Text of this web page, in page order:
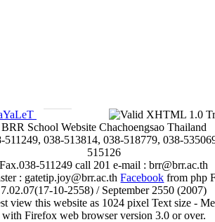
BRR School Website Chachoengsao Thailand
511249, 038-513814, 038-518779, 038-
515126
Fax.038-511249 call 201 e-mail : brr@brr.ac.th
: gatetip.joy@brr.ac.thFacebook from php
7.02.07(17-10-2558) / September 2550 (2007)
view this website as 1024 pixel Text size -
with Firefox web browser version 3.0 or over.